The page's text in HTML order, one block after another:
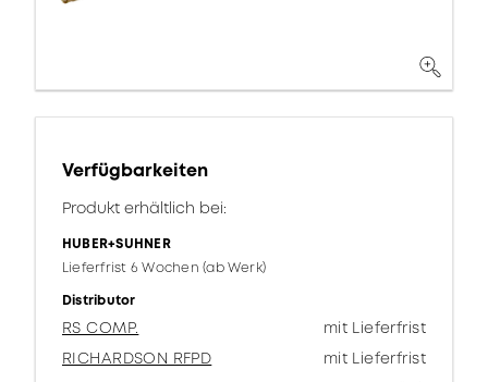
Verfügbarkeiten
Produkt erhältlich bei:
HUBER+SUHNER
Lieferfrist 6 Wochen (ab Werk)
Distributor
RS COMP.
mit Lieferfrist
RICHARDSON RFPD
mit Lieferfrist